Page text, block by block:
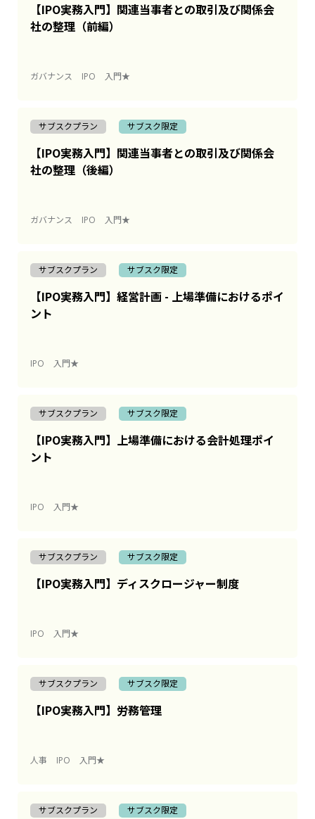
【IPO実務入門】関連当事者との取引及び関係会
社の整理（前編）
ガバナンス IPO 入門★
サブスクプラン サブスク限定
【IPO実務入門】関連当事者との取引及び関係会
社の整理（後編）
ガバナンス IPO 入門★
サブスクプラン サブスク限定
【IPO実務入門】経営計画 - 上場準備におけるポイ
ント
IPO 入門★
サブスクプラン サブスク限定
【IPO実務入門】上場準備における会計処理ポイ
ント
IPO 入門★
サブスクプラン サブスク限定
【IPO実務入門】ディスクロージャー制度
IPO 入門★
サブスクプラン サブスク限定
【IPO実務入門】労務管理
人事 IPO 入門★
サブスクプラン サブスク限定